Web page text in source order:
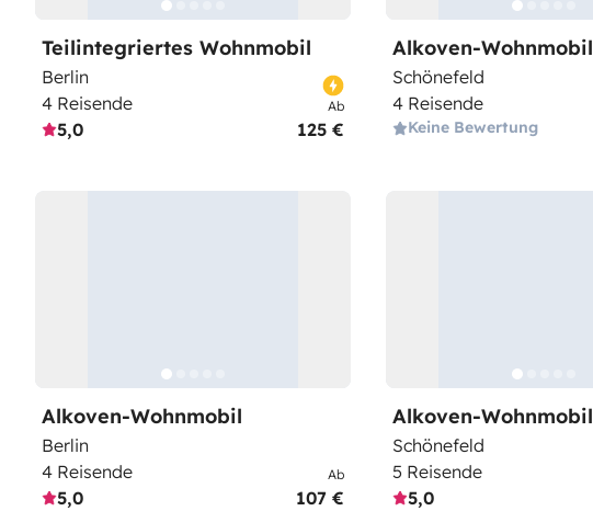
Teilintegriertes Wohnmobil
Berlin
4 Reisende
5,0
Ab
125 €
Alkoven-Wohnmobil
Schönefeld
4 Reisende
Keine Bewertung
Alkoven-Wohnmobil
Berlin
4 Reisende
5,0
Ab
107 €
Alkoven-Wohnmobil
Schönefeld
5 Reisende
5,0